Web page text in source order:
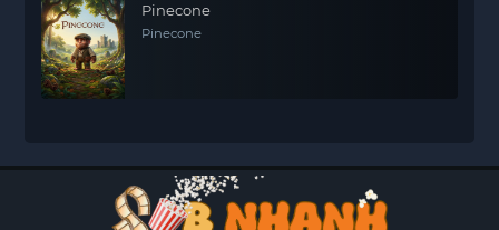
Pinecone
Pinecone